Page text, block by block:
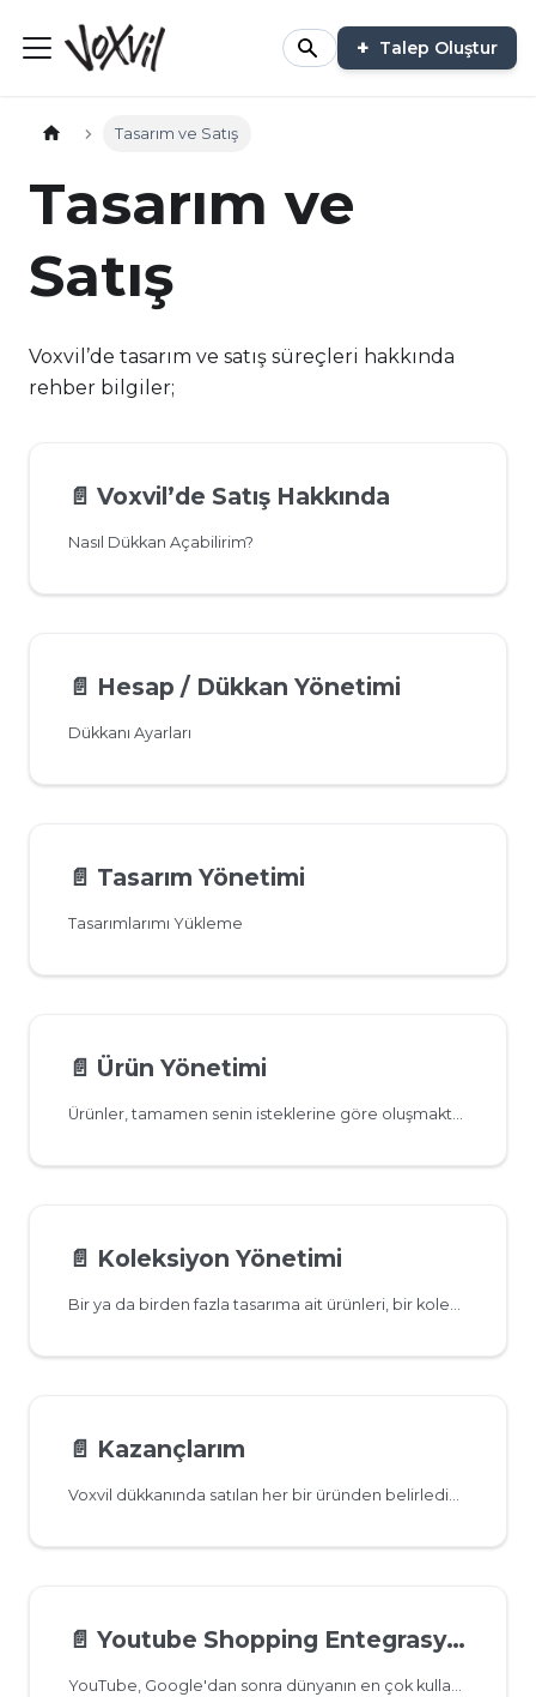
Talep Oluştur
Tasarım ve Satış
Tasarım ve
Satış
Voxvil’de tasarım ve satış süreçleri hakkında
rehber bilgiler;
📄️ Voxvil’de Satış Hakkında
Nasıl Dükkan Açabilirim?
📄️ Hesap / Dükkan Yönetimi
Dükkanı Ayarları
📄️ Tasarım Yönetimi
Tasarımlarımı Yükleme
📄️ Ürün Yönetimi
Ürünler, tamamen senin isteklerine göre oluşmaktadır. Bir tasarım eklediğin zaman, tasarımının hangi ürünlerde yer alacağını seçerek istediğin gibi yerleştirme yapabilirsin. Tasarımına ait ürünleri dilediğin zaman yayından kaldırabilir, güncelleyebilir, fiyatlarını değiştirebilir ya da satıştan kaldırabilirsin.
📄️ Koleksiyon Yönetimi
Bir ya da birden fazla tasarıma ait ürünleri, bir koleksiyon altında toplamak istersen Paneldeki “Koleksiyonlarım” menüsü altından gerçekleştirebilirsin.
📄️ Kazançlarım
Voxvil dükkanında satılan her bir üründen belirlediğin oranda kazanç elde edersin.
📄️ Youtube Shopping Entegrasyonu
YouTube, Google'dan sonra dünyanın en çok kullanılan ikinci arama motoru. Markasını büyütmek ve satışlarını artırmak isteyenler için en güçlü sosyal medya kanallarından biri. Pazarlamacıların yarısından fazlası YouTube'u aktif olarak kullanarak marka bilinirliğini artırıyor.